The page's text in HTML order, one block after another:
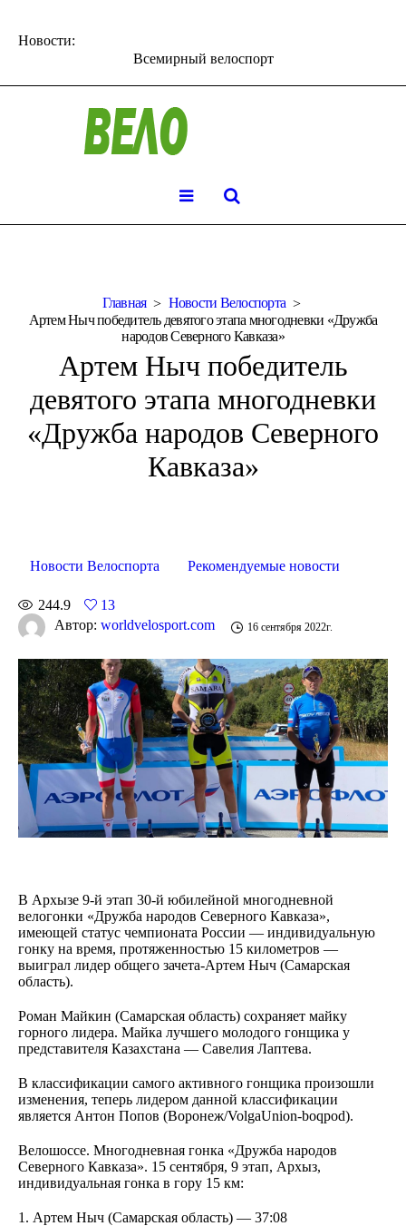
Новости:
Всемирный велоспорт
Главная
Новости Велоспорта
Артем Ныч победитель девятого этапа многодневки «Дружба
народов Северного Кавказа»
Артем Ныч победитель
девятого этапа многодневки
«Дружба народов Северного
Кавказа»
Новости Велоспорта Рекомендуемые новости
244.9
13
Автор: worldvelosport.com 16 сентября 2022г.
В Архызе 9-й этап 30-й юбилейной многодневной
велогонки «Дружба народов Северного Кавказа»,
имеющей статус чемпионата России — индивидуальную
гонку на время, протяженностью 15 километров —
выиграл лидер общего зачета-Артем Ныч (Самарская
область).
Роман Майкин (Самарская область) сохраняет майку
горного лидера. Майка лучшего молодого гонщика у
представителя Казахстана — Савелия Лаптева.
В классификации самого активного гонщика произошли
изменения, теперь лидером данной классификации
является Антон Попов (Воронеж/VolgaUnion-boqpod).
Велошоссе. Многодневная гонка «Дружба народов
Северного Кавказа». 15 сентября, 9 этап, Архыз,
индивидуальная гонка в гору 15 км:
1. Артем Ныч (Самарская область) — 37:08